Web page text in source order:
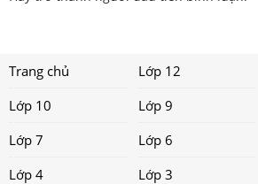
Trang chủ Lớp 12
Lớp 10
Lớp 9
Lớp 7
Lớp 6
Lớp 4
Lớp 3